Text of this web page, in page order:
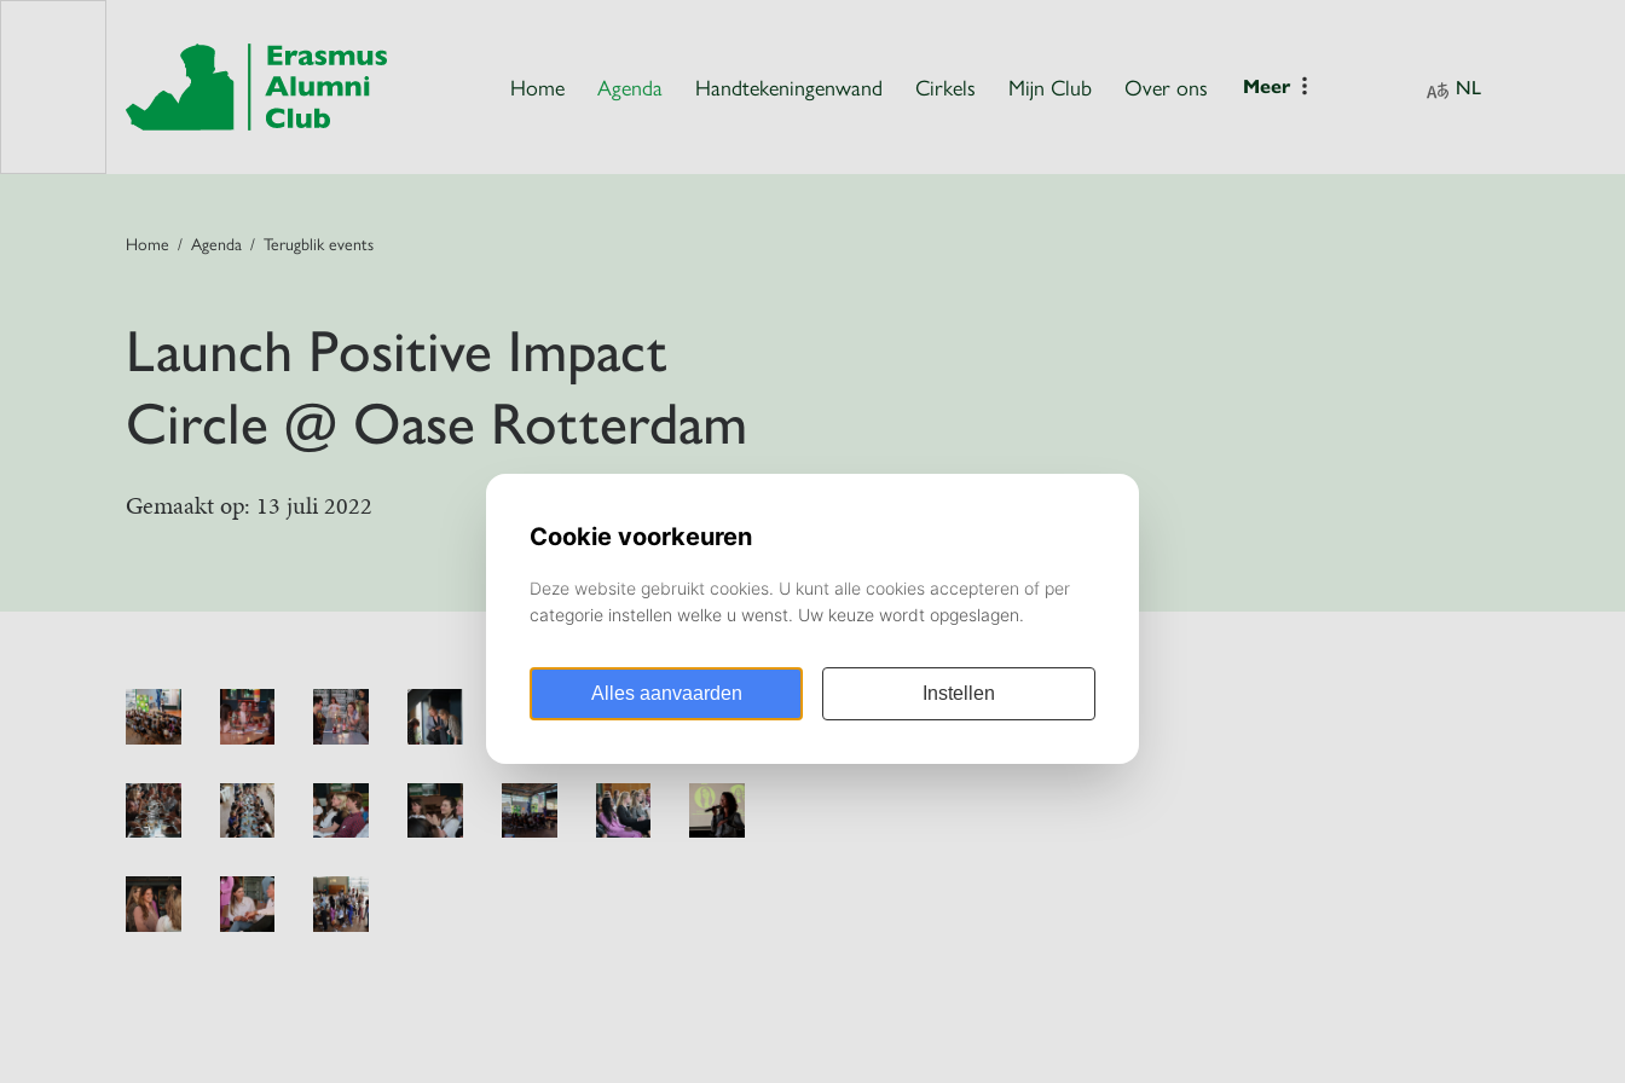
Home Agenda Handtekeningenwand Cirkels Mijn Club Over ons Meer
Home Agenda Terugblik events
Launch Positive Impact
Circle @ Oase Rotterdam
Gemaakt op: 13 juli 2022